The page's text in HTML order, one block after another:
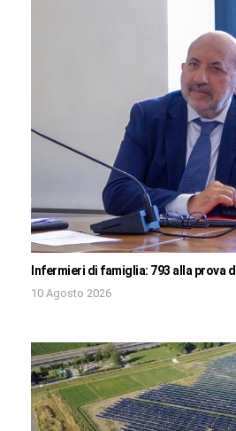
Infermieri di famiglia: 793 alla prova
10 Agosto 2026